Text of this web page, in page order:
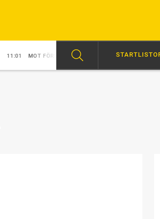
MOT FÖRSTA SEGERN? EN SOLOSHOW PÅ